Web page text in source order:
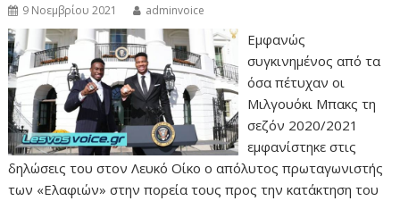
9 Νοεμβρίου 2021 adminvoice
Εμφανώς
συγκινημένος από τα
όσα πέτυχαν οι
Μιλγουόκι Μπακς τη
σεζόν 2020/2021
εμφανίστηκε στις
δηλώσεις του στον Λευκό Οίκο ο απόλυτος πρωταγωνιστής
των «Ελαφιών» στην πορεία τους προς την κατάκτηση του